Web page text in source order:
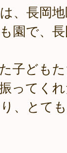
、長岡
園で、
子ども
ってく
、とて